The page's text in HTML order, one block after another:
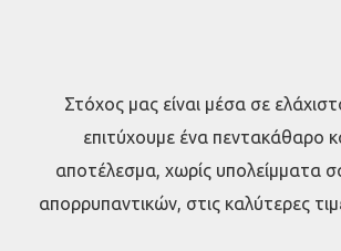
Στόχος μας είναι μέσα σε
επιτύχουμε ένα πεντακάθαρο
αποτέλεσμα, χωρίς υπολείμματα
απορρυπαντικών, στις καλύτερες